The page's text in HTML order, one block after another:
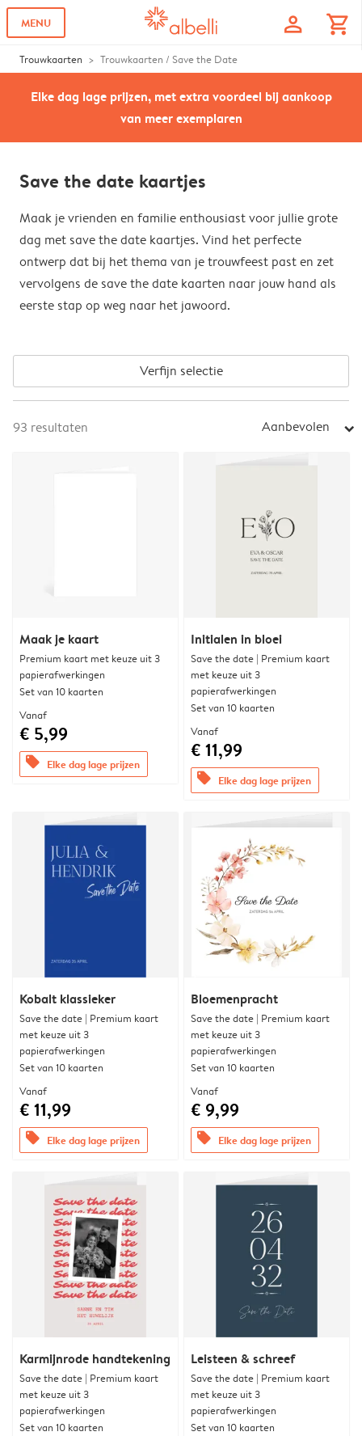
MENU profile shopping_cart
Trouwkaarten Trouwkaarten / Save the Date
Elke dag lage prijzen, met extra voordeel bij aankoop
van meer exemplaren
Save the date kaartjes
Maak je vrienden en familie enthousiast voor jullie grote
dag met save the date kaartjes. Vind het perfecte
ontwerp dat bij het thema van je trouwfeest past en zet
vervolgens de save the date kaarten naar jouw hand als
eerste stap op weg naar het jawoord.
Verfijn selectie
93 resultaten Aanbevolen arrow_right
Maak je kaart
Premium kaart met keuze uit 3
papierafwerkingen
Set van 10 kaarten
Vanaf
€ 5,99
offers Elke dag lage prijzen
Initialen in bloei
Save the date | Premium kaart
met keuze uit 3
papierafwerkingen
Set van 10 kaarten
Vanaf
€ 11,99
offers Elke dag lage prijzen
Kobalt klassieker
Save the date | Premium kaart
met keuze uit 3
papierafwerkingen
Set van 10 kaarten
Vanaf
€ 11,99
offers Elke dag lage prijzen
Bloemenpracht
Save the date | Premium kaart
met keuze uit 3
papierafwerkingen
Set van 10 kaarten
Vanaf
€ 9,99
offers Elke dag lage prijzen
Karmijnrode handtekening
Save the date | Premium kaart
met keuze uit 3
papierafwerkingen
Set van 10 kaarten
Leisteen & schreef
Save the date | Premium kaart
met keuze uit 3
papierafwerkingen
Set van 10 kaarten